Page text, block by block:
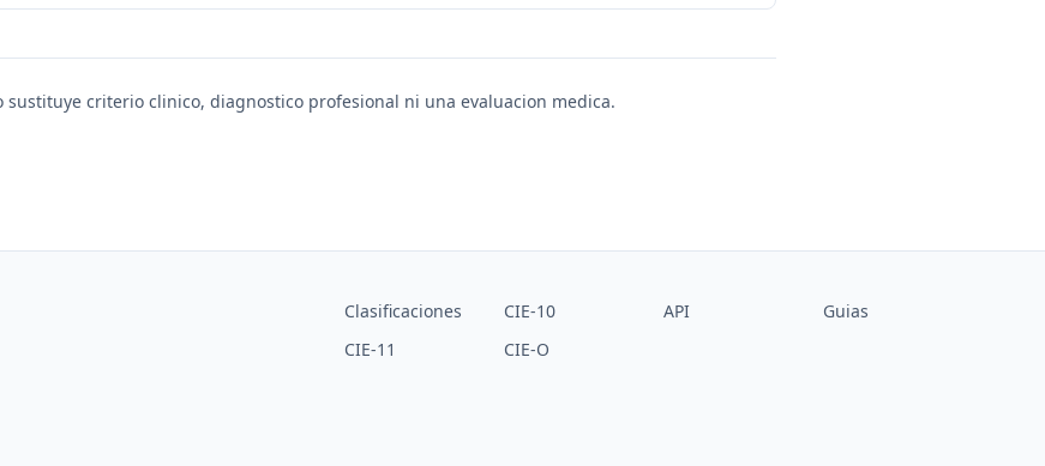
sustituye criterio clinico, diagnostico profesional ni una evaluacion medica.
Clasificaciones CIE-10 API
Guias
CIE-11
CIE-O